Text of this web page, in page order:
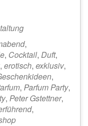
,
, Cocktail, Duft,
, erotisch, exklusiv,
,
, Parfum Party,
, Peter Gstettner,
,